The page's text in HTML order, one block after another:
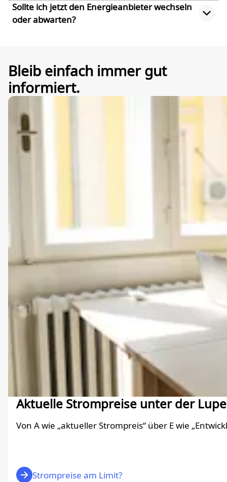
Sollte ich jetzt den Energieanbieter wechseln
oder abwarten?
Bleib einfach immer gut
informiert.
Aktuelle Strompreise unter der
Von A wie „aktueller Strompreis“ über E wie
Strompreise am Limit?